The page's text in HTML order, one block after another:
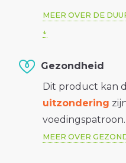
MEER OVER DE
Gezondheid
Dit product kan
uitzondering
voedingspatroon.
MEER OVER